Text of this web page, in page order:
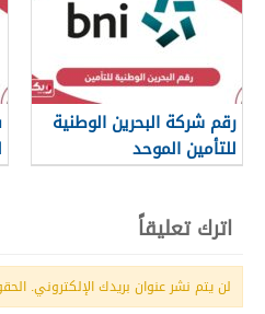
رقم شركة البحرين الوطنية
للتأمين الموحد
اترك تعليقاً
لن يتم نشر عنوان بريدك الإلكتروني.